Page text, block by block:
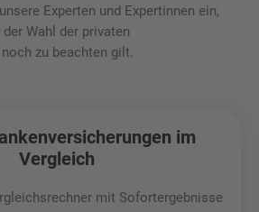
Experten und Expertinnen ein,
Wahl der privaten
zu beachten gilt.
im
Vergleich
mit Sofortergebnisse